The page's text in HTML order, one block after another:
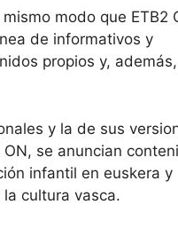
modo que ETB2
de informativos y
propios y,
y la de sus
se anuncian
infantil en euskera y
cultura vasca.